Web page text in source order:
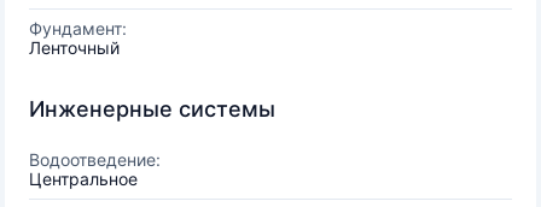
Фундамент:
Ленточный
Инженерные системы
Водоотведение:
Центральное